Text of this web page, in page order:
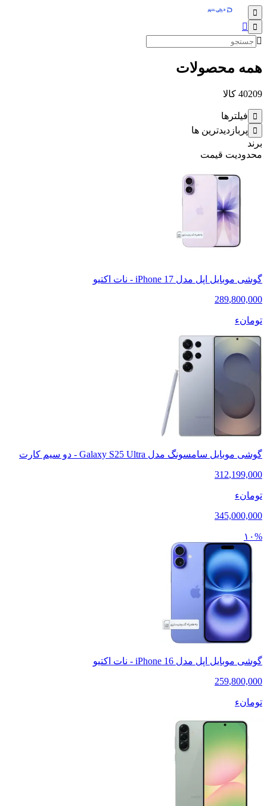
همه محصولات
40209 کالا
فیلترها
پربازدیدترین ها
برند
محدودیت قیمت
گوشی موبایل اپل مدل iPhone 17 - نات اکتیو
289,800,000
تومانء
گوشی موبایل سامسونگ مدل Galaxy S25 Ultra - دو سیم کارت
312,199,000
تومانء
345,000,000
۱۰%
گوشی موبایل اپل مدل iPhone 16 - نات اکتیو
259,800,000
تومانء